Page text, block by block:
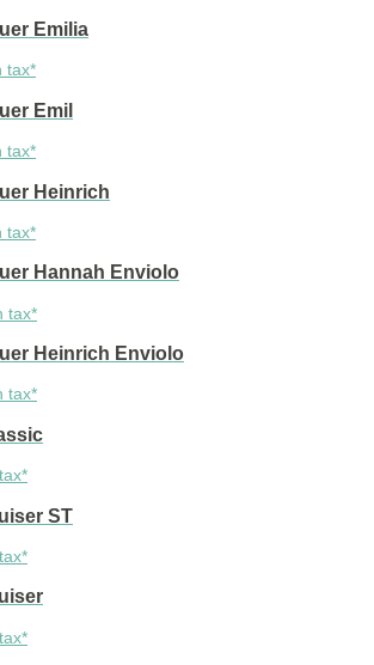
Emilia
tax*
Emil
tax*
Heinrich
tax*
Hannah Enviolo
tax*
Heinrich Enviolo
tax*
ST